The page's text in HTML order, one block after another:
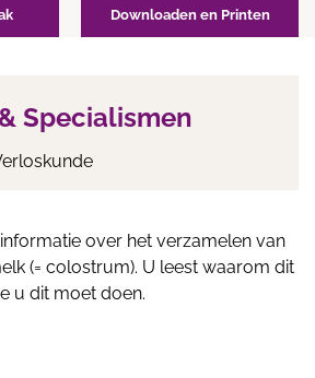
Downloaden en Printen
Specialismen
over het verzamelen van
(= colostrum). U leest waarom dit
u dit moet doen.